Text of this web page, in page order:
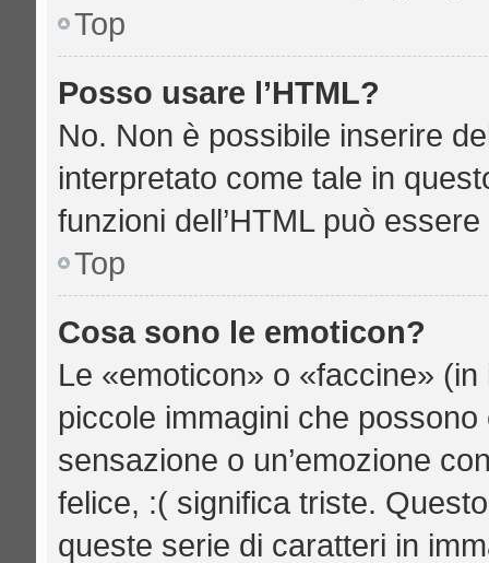
Top
Posso usare l’HTML?
No. Non è possibile inserire
interpretato come tale in
funzioni dell’HTML può
Top
Cosa sono le emoticon?
Le «emoticon» o «faccine»
piccole immagini che
sensazione o un’emozione
felice, :( significa triste.
queste serie di caratteri in